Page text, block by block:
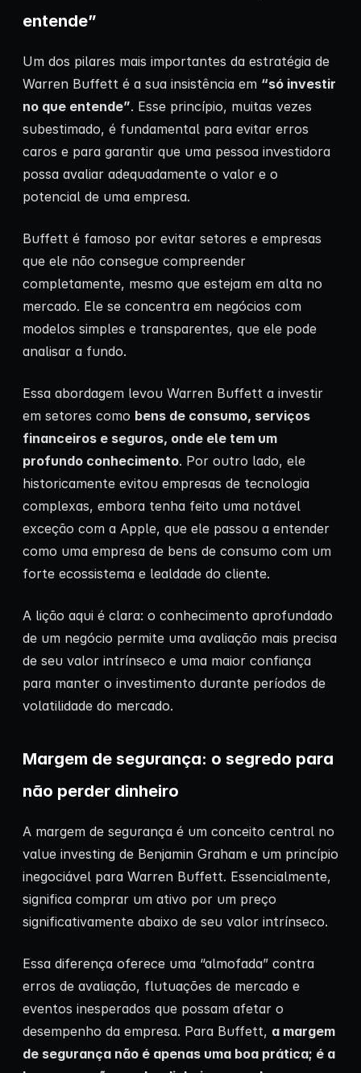
entende”
Um dos pilares mais importantes da estratégia de
Warren Buffett é a sua insistência em “só investir
no que entende”. Esse princípio, muitas vezes
subestimado, é fundamental para evitar erros
caros e para garantir que uma pessoa investidora
possa avaliar adequadamente o valor e o
potencial de uma empresa.
Buffett é famoso por evitar setores e empresas
que ele não consegue compreender
completamente, mesmo que estejam em alta no
mercado. Ele se concentra em negócios com
modelos simples e transparentes, que ele pode
analisar a fundo.
Essa abordagem levou Warren Buffett a investir
em setores como bens de consumo, serviços
financeiros e seguros, onde ele tem um
profundo conhecimento. Por outro lado, ele
historicamente evitou empresas de tecnologia
complexas, embora tenha feito uma notável
exceção com a Apple, que ele passou a entender
como uma empresa de bens de consumo com um
forte ecossistema e lealdade do cliente.
A lição aqui é clara: o conhecimento aprofundado
de um negócio permite uma avaliação mais precisa
de seu valor intrínseco e uma maior confiança
para manter o investimento durante períodos de
volatilidade do mercado.
Margem de segurança: o segredo para
não perder dinheiro
A margem de segurança é um conceito central no
value investing de Benjamin Graham e um princípio
inegociável para Warren Buffett. Essencialmente,
significa comprar um ativo por um preço
significativamente abaixo de seu valor intrínseco.
Essa diferença oferece uma “almofada” contra
erros de avaliação, flutuações de mercado e
eventos inesperados que possam afetar o
desempenho da empresa. Para Buffett, a margem
de segurança não é apenas uma boa prática; é a